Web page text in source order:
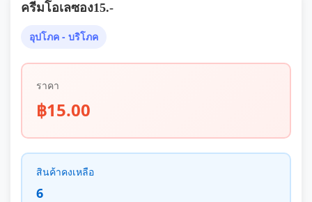
ครีมโอเลซอง15.-
อุปโภค - บริโภค
ราคา
฿15.00
สินค้าคงเหลือ
6